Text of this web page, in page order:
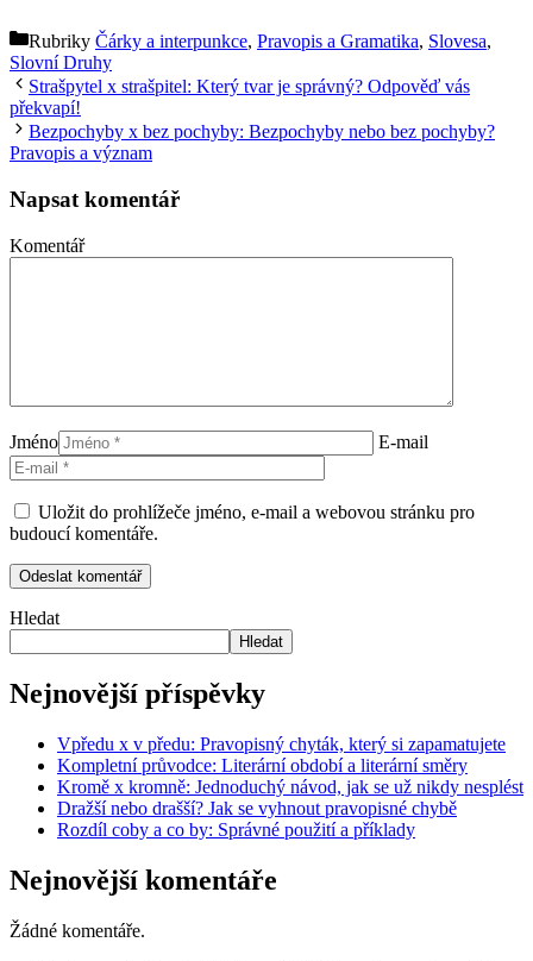
Rubriky Čárky a interpunkce, Pravopis a Gramatika, Slovesa,
Slovní Druhy
Strašpytel x strašpitel: Který tvar je správný? Odpověď vás
překvapí!
Bezpochyby x bez pochyby: Bezpochyby nebo bez pochyby?
Pravopis a význam
Napsat komentář
Komentář
Jméno E-mail
Uložit do prohlížeče jméno, e-mail a webovou stránku pro
budoucí komentáře.
Hledat
Hledat
Nejnovější příspěvky
Vpředu x v předu: Pravopisný chyták, který si zapamatujete
Kompletní průvodce: Literární období a literární směry
Kromě x kromně: Jednoduchý návod, jak se už nikdy nesplést
Dražší nebo drašší? Jak se vyhnout pravopisné chybě
Rozdíl coby a co by: Správné použití a příklady
Nejnovější komentáře
Žádné komentáře.